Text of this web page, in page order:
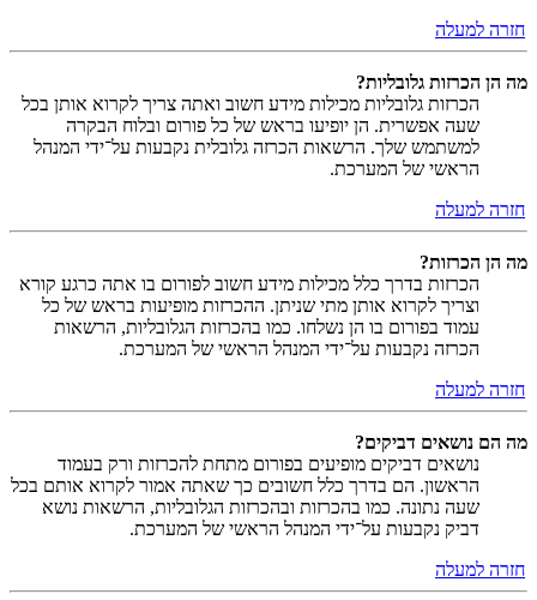
חזרה למעלה
מה הן הכרזות גלובליות?
הכרזות גלובליות מכילות מידע חשוב ואתה צריך לקרוא אותן בכל
שעה אפשרית. הן יופיעו בראש של כל פורום ובלוח הבקרה
למשתמש שלך. הרשאות הכרזה גלובלית נקבעות על־ידי המנהל
הראשי של המערכת.
חזרה למעלה
מה הן הכרזות?
הכרזות בדרך כלל מכילות מידע חשוב לפורום בו אתה כרגע קורא
וצריך לקרוא אותן מתי שניתן. ההכרזות מופיעות בראש של כל
עמוד בפורום בו הן נשלחו. כמו בהכרזות הגלובליות, הרשאות
הכרזה נקבעות על־ידי המנהל הראשי של המערכת.
חזרה למעלה
מה הם נושאים דביקים?
נושאים דביקים מופיעים בפורום מתחת להכרזות ורק בעמוד
הראשון. הם בדרך כלל חשובים כך שאתה אמור לקרוא אותם בכל
שעה נתונה. כמו בהכרזות ובהכרזות הגלובליות, הרשאות נושא
דביק נקבעות על־ידי המנהל הראשי של המערכת.
חזרה למעלה